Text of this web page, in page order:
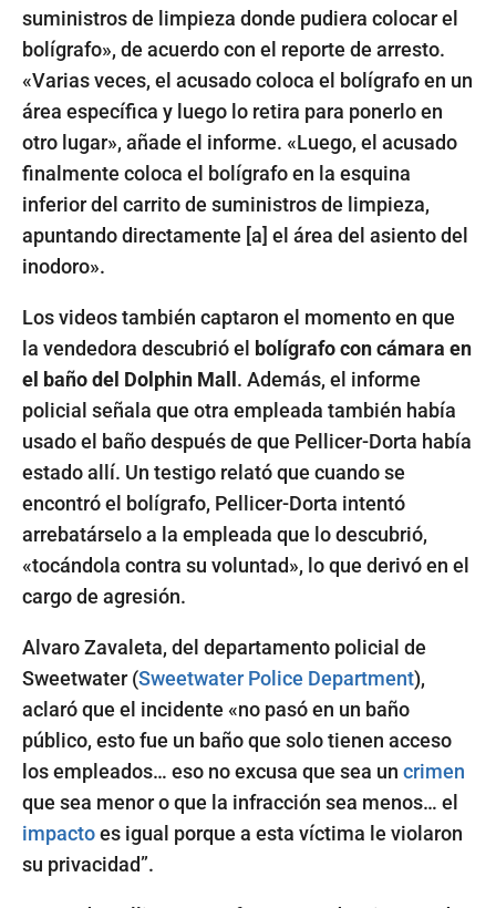
suministros de limpieza donde pudiera colocar el
bolígrafo», de acuerdo con el reporte de arresto.
«Varias veces, el acusado coloca el bolígrafo en un
área específica y luego lo retira para ponerlo en
otro lugar», añade el informe. «Luego, el acusado
finalmente coloca el bolígrafo en la esquina
inferior del carrito de suministros de limpieza,
apuntando directamente [a] el área del asiento del
inodoro».
Los videos también captaron el momento en que
la vendedora descubrió el
bolígrafo con cámara en
el baño del Dolphin Mall . Además, el informe
policial señala que otra empleada también había
usado el baño después de que Pellicer-Dorta había
estado allí. Un testigo relató que cuando se
encontró el bolígrafo, Pellicer-Dorta intentó
arrebatárselo a la empleada que lo descubrió,
«tocándola contra su voluntad», lo que derivó en el
cargo de agresión.
Alvaro Zavaleta, del departamento policial de
Sweetwater (Sweetwater Police Department),
aclaró que el incidente «no pasó en un baño
público, esto fue un baño que solo tienen acceso
los empleados… eso no excusa que sea un crimen
que sea menor o que la infracción sea menos… el
impactoes igual porque a esta víctima le violaron
su privacidad”.